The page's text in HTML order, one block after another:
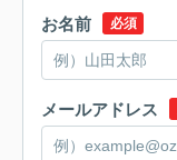
お名前 必須
メールアドレス